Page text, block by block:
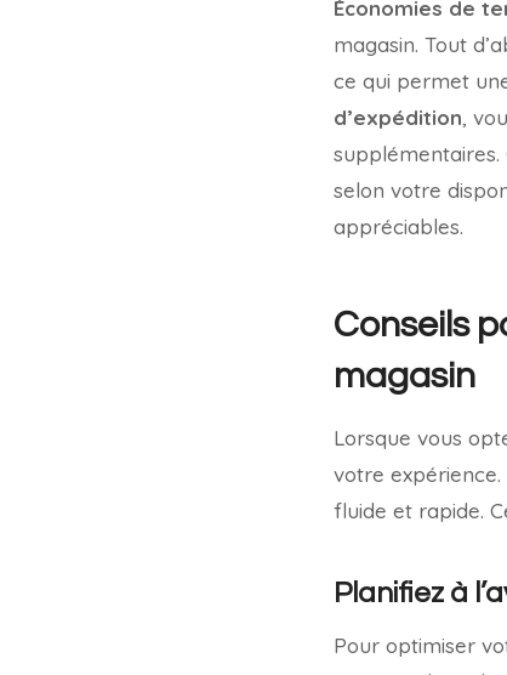
Économies de
magasin. Tout
ce qui permet
d’expédition,
selon votre
appréciables.
Conseils
magasin
Lorsque vous
votre expérience.
fluide et rapide.
Planifiez à
Pour optimiser